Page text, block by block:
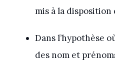
mis à la disposition
Dans l’hypothèse
des nom et